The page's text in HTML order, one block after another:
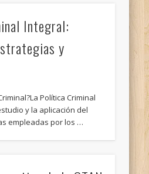
Integral:
y
Política Criminal
y la aplicación del
empleadas por los …